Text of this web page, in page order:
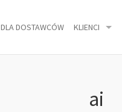
DLA DOSTAWCÓW KLIENCI
ai